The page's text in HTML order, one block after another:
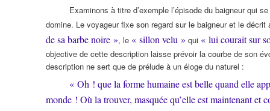
Examinons à titre d’exemple l’épisode du baigneur qui
domine. Le voyageur fixe son regard sur le baigneur et le
de sa barbe noire », le « sillon velu » qui « lui courait sur
objective de cette description laisse prévoir la courbe de son
description ne sert que de prélude à un éloge du naturel :
« Oh ! que la forme humaine est belle quand elle
monde ! Où la trouver, masquée qu’elle est maintenant